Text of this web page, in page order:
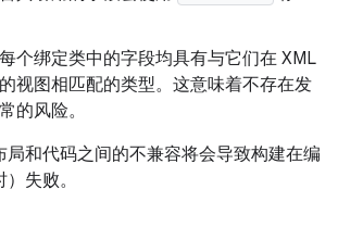
每个绑定类中的字段均具有与它们在 XML
视图相匹配的类型。这意味着不存在发
的风险。
局和代码之间的不兼容将会导致构建在编
失败。